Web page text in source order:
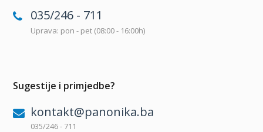
035/246 - 711
Uprava: pon - pet (08:00 - 16:00h)
Sugestije i primjedbe?
kontakt@panonika.ba
035/246 - 711